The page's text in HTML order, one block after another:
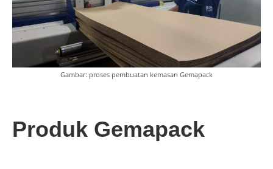
Gambar: proses pembuatan kemasan Gemapack
Produk Gemapack